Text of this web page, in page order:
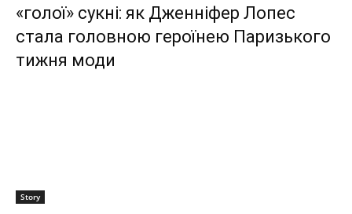
«голої» сукні: як Дженніфер Лопес
стала головною героїнею Паризького
тижня моди
Story